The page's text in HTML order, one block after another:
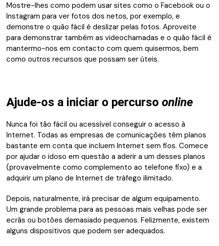
Mostre-lhes como podem usar sites como o Facebook ou o
Instagram para ver fotos dos netos, por exemplo, e
demonstre o quão fácil é deslizar pelas fotos. Aproveite
para demonstrar também as videochamadas e o quão fácil é
mantermo-nos em contacto com quem quisermos, bem
como outros recursos que possam ser úteis.
Ajude-os a iniciar o percursoonline
Nunca foi tão fácil ou acessível conseguir o acesso à
Internet. Todas as empresas de comunicações têm planos
bastante em conta que incluem Internet sem fios. Comece
por ajudar o idoso em questão a aderir a um desses planos
(provavelmente como complemento ao telefone fixo) e a
adquirir um plano de Internet de tráfego ilimitado.
Depois, naturalmente, irá precisar de algum equipamento.
Um grande problema para as pessoas mais velhas pode ser
ecrãs ou botões demasiado pequenos. Felizmente, existem
alguns dispositivos que podem ser adequados.